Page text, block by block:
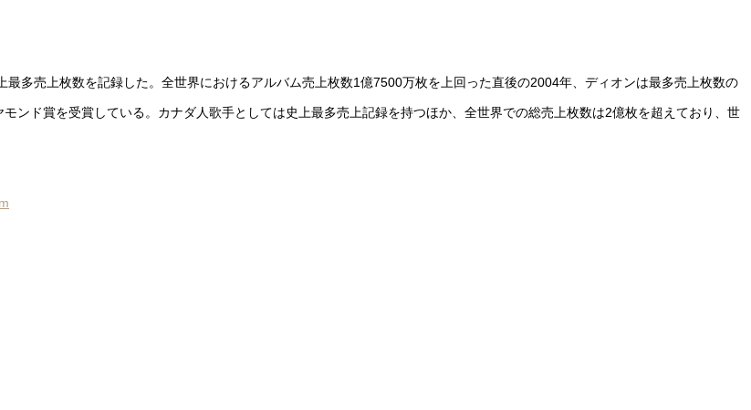
多売上枚数を記録した。全世界におけるアルバム売上枚数1億7500万枚を上回った直後の2004年、ディオンは最多売上枚数の
ンド賞を受賞している。カナダ人歌手としては史上最多売上記録を持つほか、全世界での総売上枚数は2億枚を超えており、世